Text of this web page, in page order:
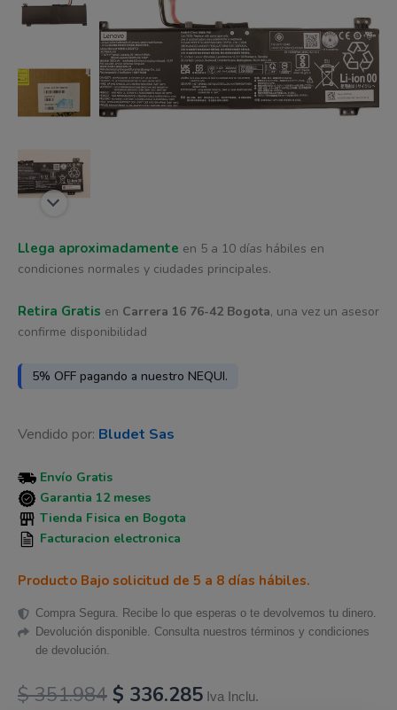
Llega aproximadamente en 5 a 10 días hábiles en
condiciones normales y ciudades principales.
Retira Gratis en Carrera 16 76-42 Bogota, una vez un asesor
confirme disponibilidad
5% OFF pagando a nuestro NEQUI.
Vendido por: Bludet Sas
Envío Gratis
Garantia 12 meses
Tienda Fisica en Bogota
Facturacion electronica
Producto Bajo solicitud de 5 a 8 días hábiles.
Compra Segura. Recibe lo que esperas o te devolvemos tu dinero.
Devolución disponible. Consulta nuestros términos y condiciones
de devolución.
$351.984
$ 351.984.
$ 336.285
$ 336.285.
Iva Inclu.
cantidad